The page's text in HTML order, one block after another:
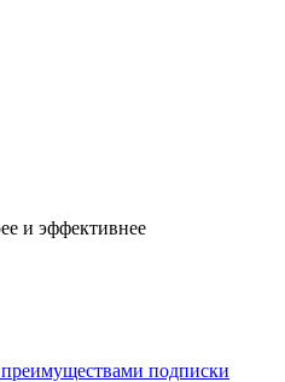
и эффективнее
подписки